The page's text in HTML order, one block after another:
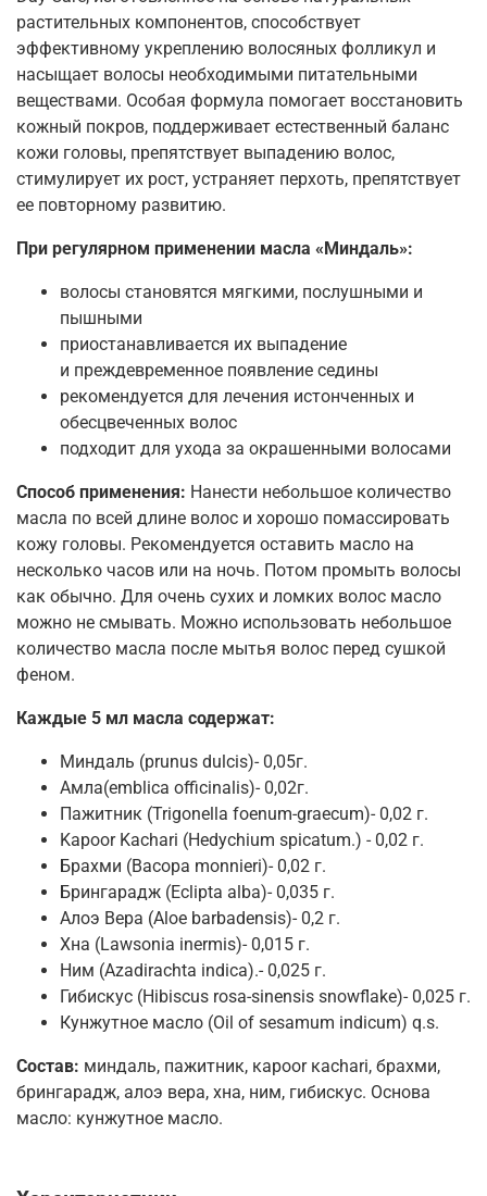
растительных компонентов, способствует
эффективному укреплению волосяных фолликул и
насыщает волосы необходимыми питательными
веществами. Особая формула помогает восстановить
кожный покров, поддерживает естественный баланс
кожи головы, препятствует выпадению волос,
стимулирует их рост, устраняет перхоть, препятствует
ее повторному развитию.
При регулярном применении масла «Миндаль»:
волосы становятся мягкими, послушными и
пышными
приостанавливается их выпадение
и преждевременное появление седины
рекомендуется для лечения истонченных и
обесцвеченных волос
подходит для ухода за окрашенными волосами
Способ применения: Нанести небольшое количество
масла по всей длине волос и хорошо помассировать
кожу головы. Рекомендуется оставить масло на
несколько часов или на ночь. Потом промыть волосы
как обычно. Для очень сухих и ломких волос масло
можно не смывать. Можно использовать небольшое
количество масла после мытья волос перед сушкой
феном.
Каждые 5 мл масла содержат:
Миндаль (prunus dulcis)- 0,05г.
Амла(emblica officinalis)- 0,02г.
Пажитник (Trigonella foenum-graecum)- 0,02 г.
Kapoor Kachari (Hedychium spicatum.) - 0,02 г.
Брахми (Bacopa monnieri)- 0,02 г.
Брингарадж (Eclipta alba)- 0,035 г.
Алоэ Вера (Aloe barbadensis)- 0,2 г.
Хна (Lawsonia inermis)- 0,015 г.
Ним (Azadirachta indica).- 0,025 г.
Гибискус (Hibiscus rosa-sinensis snowflake)- 0,025 г.
Кунжутное масло (Oil of sesamum indicum) q.s.
Состав: миндаль, пажитник, кapoor кachari, брахми,
брингарадж, алоэ вера, хна, ним, гибискус. Основа
масло: кунжутное масло.